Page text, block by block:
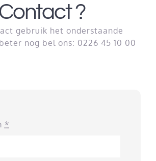
?
gebruik het onderstaande
nog bel ons: 0226 45 10 00
*